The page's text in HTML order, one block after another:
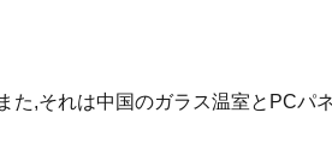
た,それは中国のガラス温室とPCパ